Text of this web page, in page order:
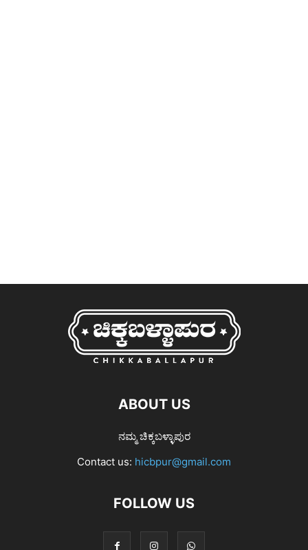
ABOUT US
ನಮ್ಮ ಚಿಕ್ಕಬಳ್ಳಾಪುರ
Contact us: hicbpur@gmail.com
FOLLOW US